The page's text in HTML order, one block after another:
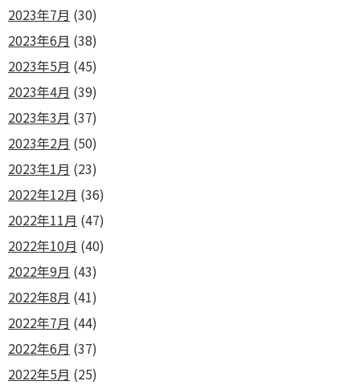
2023年7月 (30)
2023年6月 (38)
2023年5月 (45)
2023年4月 (39)
2023年3月 (37)
2023年2月 (50)
2023年1月 (23)
2022年12月 (36)
2022年11月 (47)
2022年10月 (40)
2022年9月 (43)
2022年8月 (41)
2022年7月 (44)
2022年6月 (37)
2022年5月 (25)